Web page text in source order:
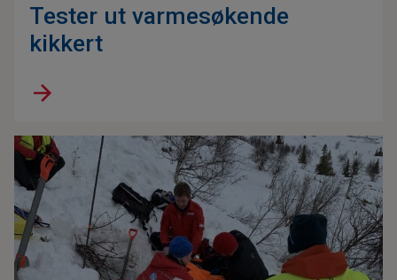
Tester ut varmesøkende
kikkert